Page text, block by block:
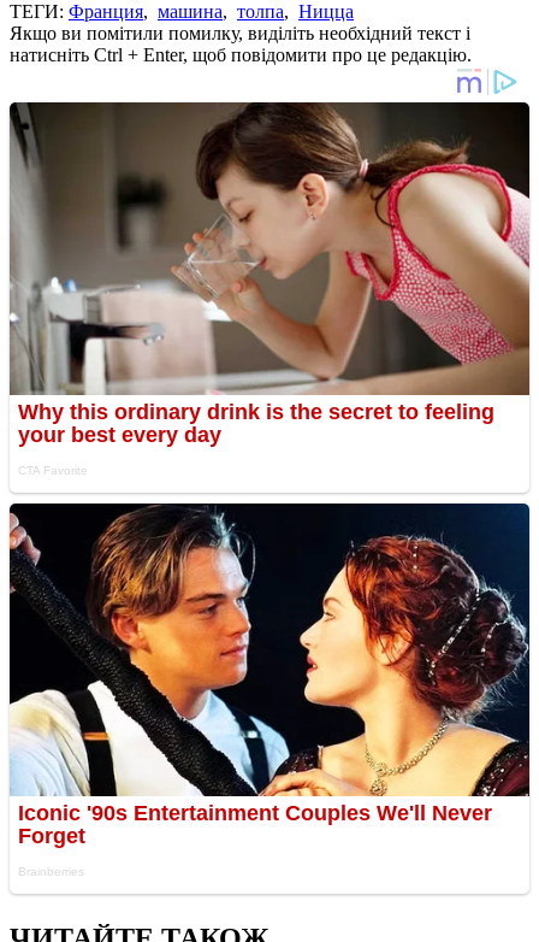
ТЕГИ: Франция, машина, толпа, Ницца
Якщо ви помітили помилку, виділіть необхідний текст і
натисніть Ctrl + Enter, щоб повідомити про це редакцію.